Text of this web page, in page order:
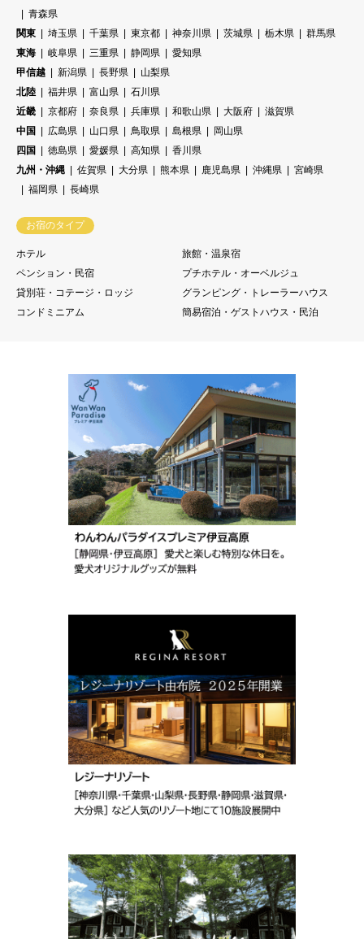
青森県
関東
埼玉県 千葉県 東京都 神奈川県 茨城県 栃木県
群馬県
東海
岐阜県 三重県 静岡県
愛知県
甲信越
新潟県 長野県
山梨県
北陸
福井県 富山県
石川県
近畿
京都府 奈良県 兵庫県 和歌山県 大阪府
滋賀県
中国
広島県 山口県 鳥取県 島根県
岡山県
四国
徳島県 愛媛県 高知県
香川県
九州・沖縄
佐賀県 大分県 熊本県 鹿児島県 沖縄県
宮崎県
福岡県
長崎県
お宿のタイプ
ホテル
旅館・温泉宿
ペンション・民宿
プチホテル・オーベルジュ
貸別荘・コテージ・ロッジ
グランピング・トレーラーハウス
コンドミニアム
簡易宿泊・ゲストハウス・民泊